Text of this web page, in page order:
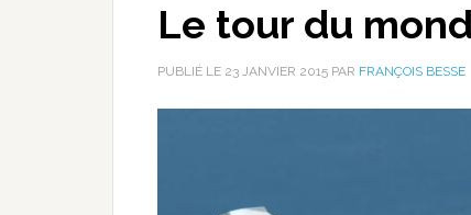
Le tour du
PUBLIÉ LE 23 JANVIER 2015 PAR FRANÇOIS BESSE